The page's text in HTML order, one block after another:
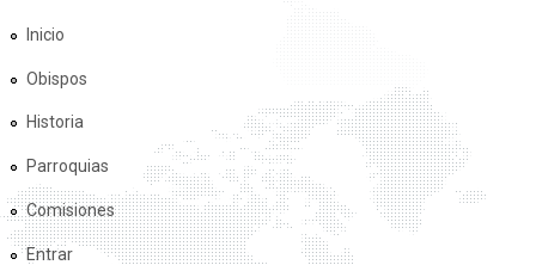
Inicio
Obispos
Historia
Parroquias
Comisiones
Entrar